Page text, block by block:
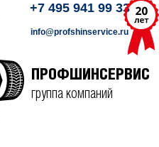
+7 495 941 99 33
info@profshinservice.ru
ПРОФШИНСЕРВИС
группа компаний